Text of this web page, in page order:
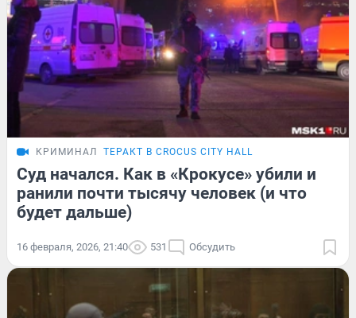
КРИМИНАЛ ТЕРАКТ В CROCUS CITY HALL
Суд начался. Как в «Крокусе» убили и
ранили почти тысячу человек (и что
будет дальше)
16 февраля, 2026, 21:40 531 Обсудить